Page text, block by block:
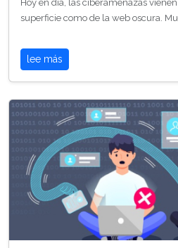
Hoy en día, las ciberamenazas
superficie como de la web oscura.
lee más